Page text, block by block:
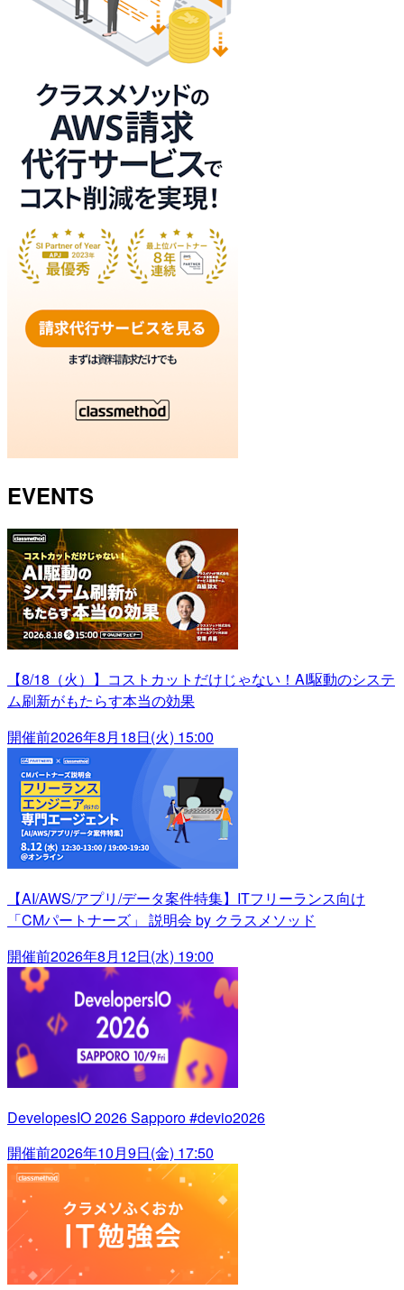
EVENTS
【8/18（火）】コストカットだけじゃない！AI駆動のシステ
ム刷新がもたらす本当の効果
開催前2026年8月18日(火) 15:00
【AI/AWS/アプリ/データ案件特集】ITフリーランス向け
「CMパートナーズ」 説明会 by クラスメソッド
開催前2026年8月12日(水) 19:00
DevelopesIO 2026 Sapporo #devio2026
開催前2026年10月9日(金) 17:50